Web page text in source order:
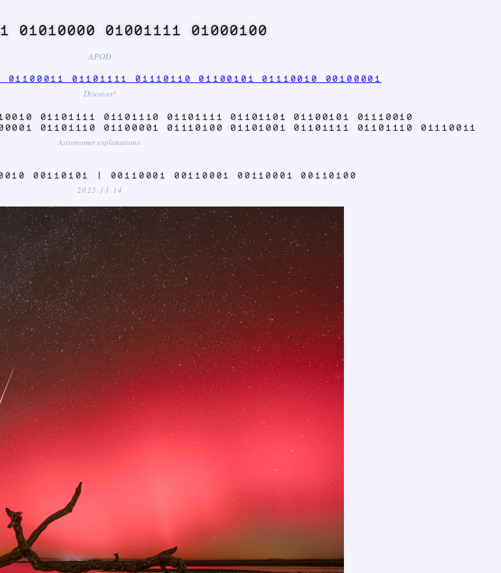
01010000 01001111 01000100
APOD
01100011 01101111 01110110 01100101 01110010 00100001
Discover!
01101111 01101110 01101111 01101101 01100101 01110010
01101110 01100001 01110100 01101001 01101111 01101110 01110011
Astronomer explanations.
00110101 | 00110001 00110001 00110001 00110100
2025 11 14